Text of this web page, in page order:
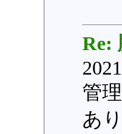
Re:
管
あ